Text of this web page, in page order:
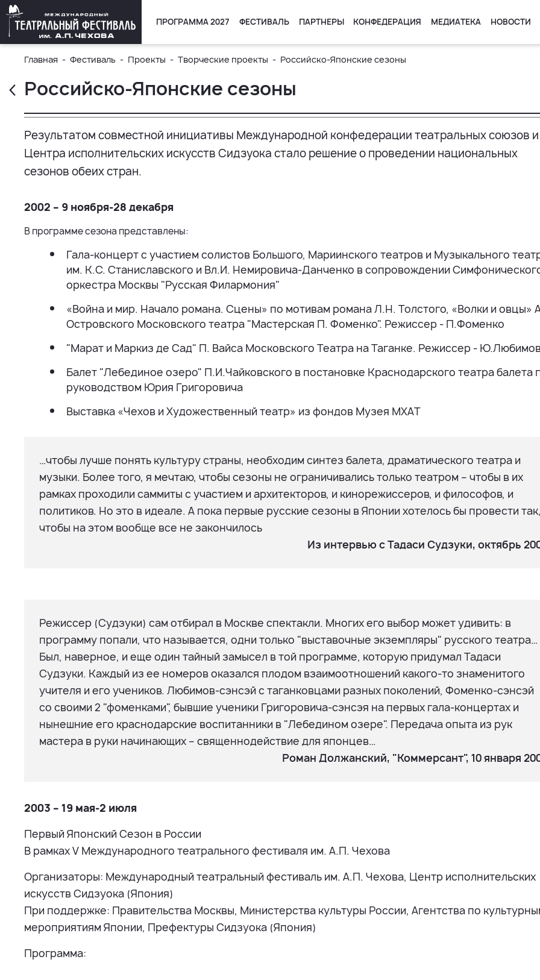
ПРОГРАММА 2027 ФЕСТИВАЛЬ ПАРТНЕРЫ КОНФЕДЕРАЦИЯ МЕДИАТЕКА НОВОСТИ
Главная Фестиваль Проекты Творческие проекты Российско-Японские сезоны
Российско-Японские сезоны
Результатом совместной инициативы Международной конфедерации театральных союзов и
Центра исполнительских искусств Сидзуока стало решение о проведении национальных
сезонов обеих стран.
2002 – 9 ноября-28 декабря
В программе сезона представлены:
Гала-концерт с участием солистов Большого, Мариинского театров и Музыкального
им. К.С. Станиславского и Вл.И. Немировича-Данченко в сопровождении
оркестра Москвы "Русская Филармония"
«Война и мир. Начало романа. Сцены» по мотивам романа Л.Н. Толстого, «Волки и овцы»
Островского Московского театра "Мастерская П. Фоменко". Режиссер - П.Фоменко
"Марат и Маркиз де Сад" П. Вайса Московского Театра на Таганке. Режиссер -
Балет "Лебединое озеро" П.И.Чайковского в постановке Краснодарского театра балета
руководством Юрия Григоровича
Выставка «Чехов и Художественный театр» из фондов Музея МХАТ
…чтобы лучше понять культуру страны, необходим синтез балета, драматического театра и
музыки. Более того, я мечтаю, чтобы сезоны не ограничивались только театром – чтобы в их
рамках проходили саммиты с участием и архитекторов, и кинорежиссеров, и философов, и
политиков. Но это в идеале. А пока первые русские сезоны в Японии хотелось бы провести
чтобы на этом вообще все не закончилось
Из интервью с Тадаси Судзуки, октябрь
Режиссер (Судзуки) сам отбирал в Москве спектакли. Многих его выбор может удивить: в
программу попали, что называется, одни только "выставочные экземпляры" русского театра…
Был, наверное, и еще один тайный замысел в той программе, которую придумал Тадаси
Судзуки. Каждый из ее номеров оказался плодом взаимоотношений какого-то знаменитого
учителя и его учеников. Любимов-сэнсэй с таганковцами разных поколений, Фоменко-сэнсэй
со своими 2 "фоменками", бывшие ученики Григоровича-сэнсэя на первых гала-концертах и
нынешние его краснодарские воспитанники в "Лебедином озере". Передача опыта из рук
мастера в руки начинающих – священнодействие для японцев…
Роман Должанский, "Коммерсант", 10 января
2003 – 19 мая-2 июля
Первый Японский Сезон в России
В рамках V Международного театрального фестиваля им. А.П. Чехова
Организаторы: Международный театральный фестиваль им. А.П. Чехова, Центр исполнительских
искусств Сидзуока (Япония)
При поддержке: Правительства Москвы, Министерства культуры России, Агентства по
мероприятиям Японии, Префектуры Сидзуока (Япония)
Программа: